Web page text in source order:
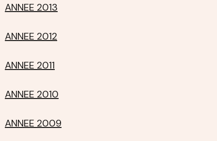
ANNEE 2013
ANNEE 2012
ANNEE 2011
ANNEE 2010
ANNEE 2009